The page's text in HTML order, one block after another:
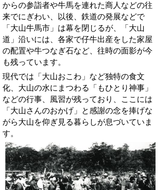
からの参詣者や牛馬を連れた商人などの往
来でにぎわい、以後、鉄道の発展などで
「大山牛馬市」は幕を閉じるが、「大山
道」沿いには、各家で仔牛出産をした家屋
の配置や牛つなぎ石など、往時の面影が今
も残っています。
現代では「大山おこわ」など独特の食文
化、大山の水にまつわる「もひとり神事」
などの行事、風習が残っており、ここには
「大山さんのおかげ」と感謝の念を捧げな
がら大山を仰ぎ見る暮らしが息づいていま
す。